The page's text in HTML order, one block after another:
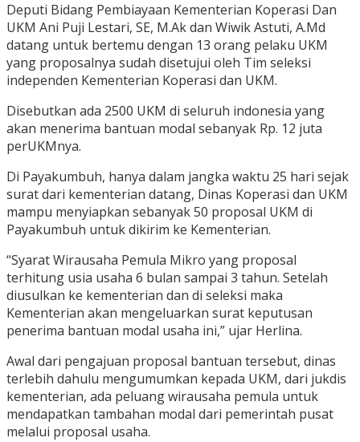
Deputi Bidang Pembiayaan Kementerian Koperasi Dan
UKM Ani Puji Lestari, SE, M.Ak dan Wiwik Astuti, A.Md
datang untuk bertemu dengan 13 orang pelaku UKM
yang proposalnya sudah disetujui oleh Tim seleksi
independen Kementerian Koperasi dan UKM.
Disebutkan ada 2500 UKM di seluruh indonesia yang
akan menerima bantuan modal sebanyak Rp. 12 juta
perUKMnya.
Di Payakumbuh, hanya dalam jangka waktu 25 hari sejak
surat dari kementerian datang, Dinas Koperasi dan UKM
mampu menyiapkan sebanyak 50 proposal UKM di
Payakumbuh untuk dikirim ke Kementerian.
“Syarat Wirausaha Pemula Mikro yang proposal
terhitung usia usaha 6 bulan sampai 3 tahun. Setelah
diusulkan ke kementerian dan di seleksi maka
Kementerian akan mengeluarkan surat keputusan
penerima bantuan modal usaha ini,” ujar Herlina.
Awal dari pengajuan proposal bantuan tersebut, dinas
terlebih dahulu mengumumkan kepada UKM, dari jukdis
kementerian, ada peluang wirausaha pemula untuk
mendapatkan tambahan modal dari pemerintah pusat
melalui proposal usaha.